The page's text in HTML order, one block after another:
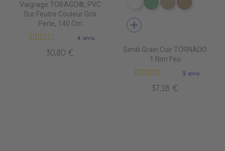
Vaigrage TOBAGO®, PVC
Sur Feutre Couleur Gris
Perle, 140 Cm
4 avis
30,80 €
EN3000 NEIGE
EN3010EN3020EN3030
add
Simili Grain Cuir TORNADO
1 Non Feu
2 avis
37,28 €